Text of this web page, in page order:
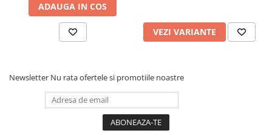
ADAUGA IN COS
VEZI VARIANTE
Newsletter Nu rata ofertele si promotiile noastre